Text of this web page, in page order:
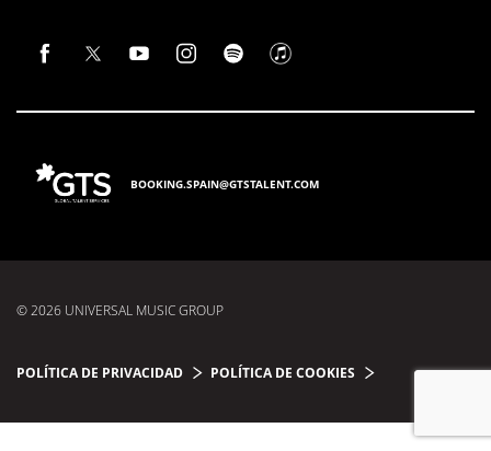
BOOKING.SPAIN@GTSTALENT.COM
© 2026 UNIVERSAL MUSIC GROUP
POLÍTICA DE PRIVACIDAD POLÍTICA DE COOKIES